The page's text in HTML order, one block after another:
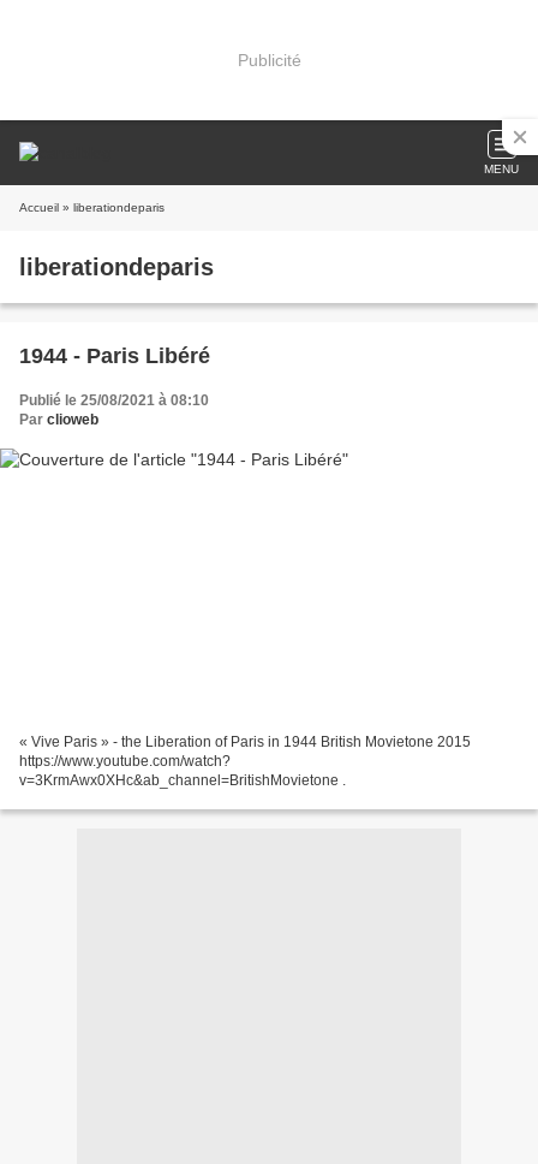
Publicité
MENU
Accueil » liberationdeparis
liberationdeparis
1944 - Paris Libéré
Publié le 25/08/2021 à 08:10
Par clioweb
« Vive Paris » - the Liberation of Paris in 1944 British Movietone 2015
https://www.youtube.com/watch?
v=3KrmAwx0XHc&ab_channel=BritishMovietone .